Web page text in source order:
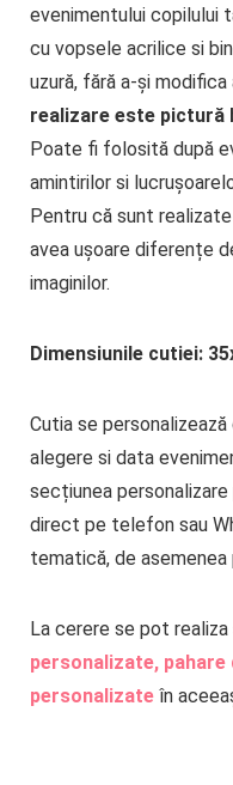
evenimentului copilului
cu vopsele acrilice si
uzură, fără a-și
realizare este pictură
Poate fi folosită după
amintirilor si
Pentru că sunt
avea ușoare diferențe
imaginilor.
Dimensiunile cutiei:
Cutia se
alegere si data
secțiunea
direct pe telefon sau
tematică, de
La cerere se pot realiza
personalizate, pahare
personalizate în